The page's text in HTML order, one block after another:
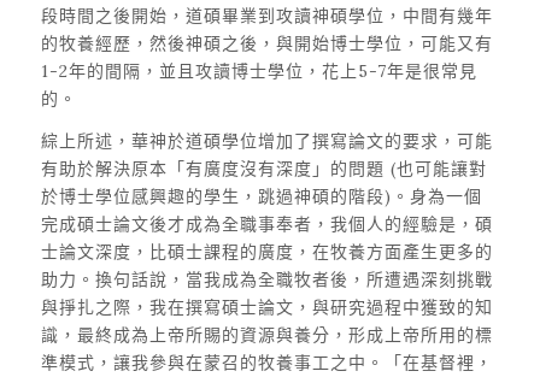
段時間之後開始，道碩畢業到攻讀神碩學位，中間有幾年
的牧養經歷，然後神碩之後，與開始博士學位，可能又有
1-2年的間隔，並且攻讀博士學位，花上5-7年是很常見
的。
綜上所述，華神於道碩學位增加了撰寫論文的要求，可能
有助於解決原本「有廣度沒有深度」的問題 (也可能讓對
於博士學位感興趣的學生，跳過神碩的階段)。身為一個
完成碩士論文後才成為全職事奉者，我個人的經驗是，碩
士論文深度，比碩士課程的廣度，在牧養方面產生更多的
助力。換句話說，當我成為全職牧者後，所遭遇深刻挑戰
與掙扎之際，我在撰寫碩士論文，與研究過程中獲致的知
識，最終成為上帝所賜的資源與養分，形成上帝所用的標
準模式，讓我參與在蒙召的牧養事工之中。「在基督裡，